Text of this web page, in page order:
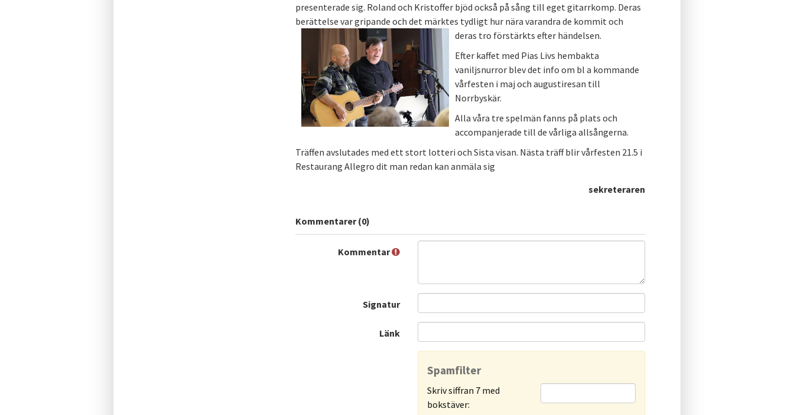
presenterade sig. Roland och Kristoffer bjöd också på sång till eget gitarrkomp. Deras
berättelse var gripande och det märktes tydligt hur nära varandra de kommit och
deras tro förstärkts efter händelsen.
Efter kaffet med Pias Livs hembakta
vaniljsnurror blev det info om bl a kommande
vårfesten i maj och augustiresan till
Norrbyskär.
Alla våra tre spelmän fanns på plats och
accompanjerade till de vårliga allsångerna.
Träffen avslutades med ett stort lotteri och Sista visan. Nästa träff blir vårfesten 21.5 i
Restaurang Allegro dit man redan kan anmäla sig
sekreteraren
Kommentarer (0)
Kommentar
Signatur
Länk
Spamfilter
Skriv siffran 7 med
bokstäver: